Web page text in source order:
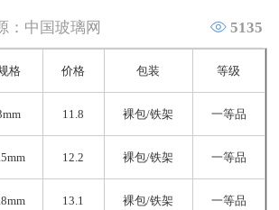
：中国玻璃网  5135
格 价格 包装 等级
11.8 裸包/铁架 一等品
12.2 裸包/铁架 一等品
13.1 裸包/铁架 一等品